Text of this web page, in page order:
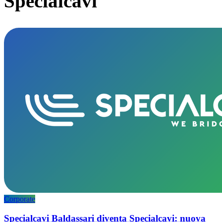
Corporate
Specialcavi Baldassari diventa Specialcavi: nuova